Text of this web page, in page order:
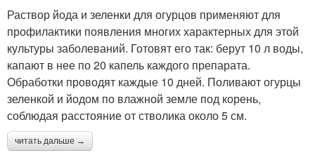
Раствор йода и зеленки для огурцов применяют для
профилактики появления многих характерных для этой
культуры заболеваний. Готовят его так: берут 10 л воды,
капают в нее по 20 капель каждого препарата.
Обработки проводят каждые 10 дней. Поливают огурцы
зеленкой и йодом по влажной земле под корень,
соблюдая расстояние от стволика около 5 см.
читать дальше →